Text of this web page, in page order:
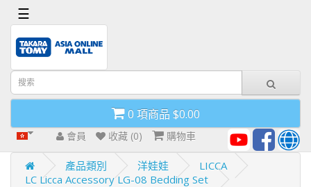
首
頁
導
欄
☰
0 項商品 $0.00
會員 收藏 (0) 購物車
產品類別 洋娃娃
LICCA
LC Licca Accessory LG-08 Bedding Set